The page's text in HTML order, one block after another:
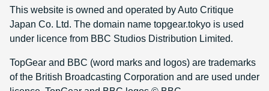
This website is owned and operated by Auto Critique
Japan Co. Ltd. The domain name topgear.tokyo is used
under licence from BBC Studios Distribution Limited.
TopGear and BBC (word marks and logos) are trademarks
of the British Broadcasting Corporation and are used under